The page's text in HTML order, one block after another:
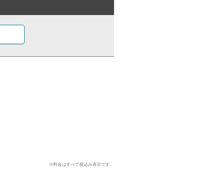
※料金はすべて税込み表示です。